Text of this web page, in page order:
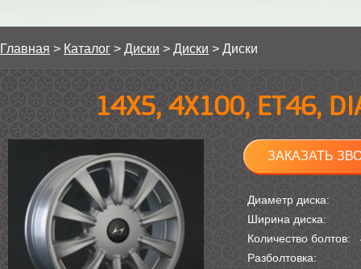
Главная > Каталог > Диски > Диски > Диски
14Х5, 4Х100, ET46,
ЗАКАЗАТЬ
Диаметр диска:
Ширина диска:
Количество болтов:
Разболтовка: